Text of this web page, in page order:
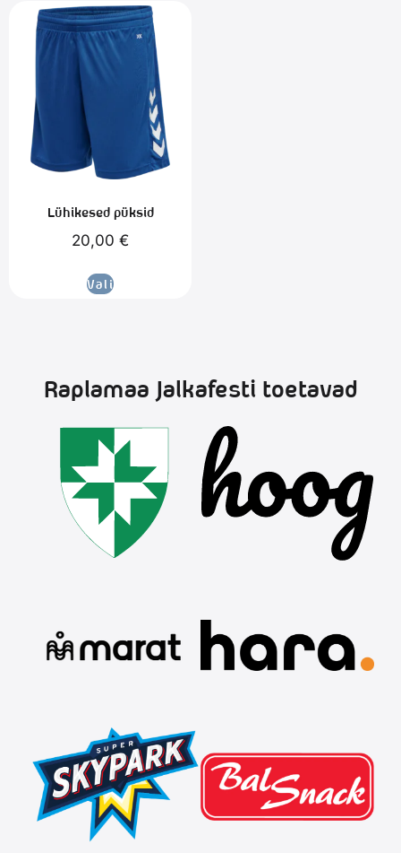
Lühikesed püksid
20,00 €
Vali
Raplamaa Jalkafesti toetavad